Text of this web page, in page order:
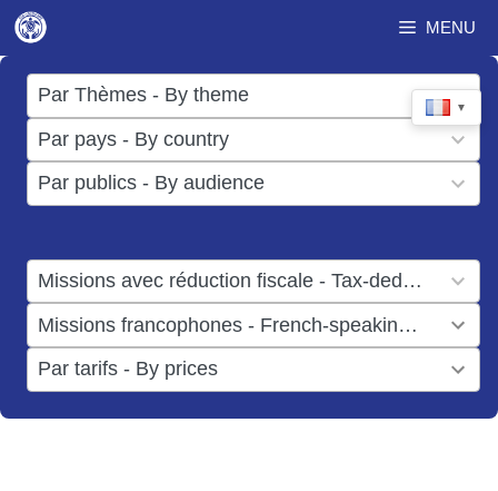
Aller
au
contenu
MENU
▼
Par Thèmes - By theme
17
results
available
Par pays - By country
50
results
available
Par publics - By audience
results
Missions avec réduction fiscale - Tax-deductible missions
result
available
Missions francophones - French-speaking missions
result
available
Par tarifs - By prices
results
available